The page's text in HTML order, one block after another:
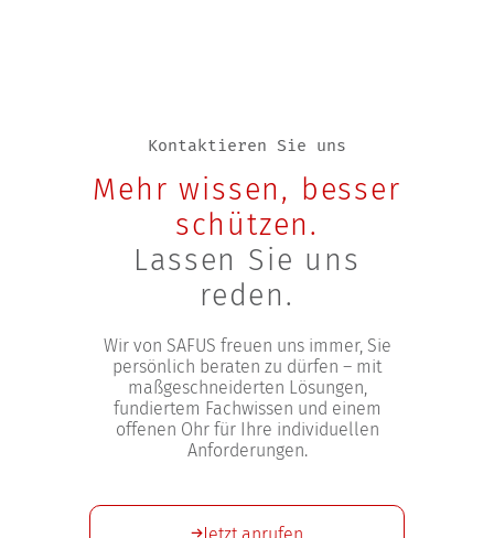
Kontaktieren Sie uns
Mehr wissen, besser
schützen.
Lassen Sie uns
reden.
Wir von SAFUS freuen uns immer, Sie
persönlich beraten zu dürfen – mit
maßgeschneiderten Lösungen,
fundiertem Fachwissen und einem
offenen Ohr für Ihre individuellen
Anforderungen.